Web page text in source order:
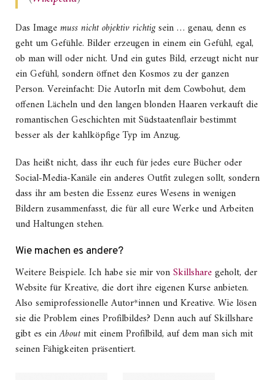
Das Imagemuss nicht objektiv richtigsein … genau, denn es
geht um Gefühle. Bilder erzeugen in einem ein Gefühl, egal,
ob man will oder nicht. Und ein gutes Bild, erzeugt nicht nur
ein Gefühl, sondern öffnet den Kosmos zu der ganzen
Person. Vereinfacht: Die AutorIn mit dem Cowbohut, dem
offenen Lächeln und den langen blonden Haaren verkauft die
romantischen Geschichten mit Südstaatenflair bestimmt
besser als der kahlköpfige Typ im Anzug.
Das heißt nicht, dass ihr euch für jedes eure Bücher oder
Social-Media-Kanäle ein anderes Outfit zulegen sollt, sondern
dass ihr am besten die Essenz eures Wesens in wenigen
Bildern zusammenfasst, die für all eure Werke und Arbeiten
und Haltungen stehen.
Wie machen es andere?
Weitere Beispiele. Ich habe sie mir vonSkillsharegeholt, der
Website für Kreative, die dort ihre eigenen Kurse anbieten.
Also semiprofessionelle Autor*innen und Kreative. Wie lösen
sie die Problem eines Profilbildes? Denn auch auf Skillshare
gibt es einAboutmit einem Profilbild, auf dem man sich mit
seinen Fähigkeiten präsentiert.